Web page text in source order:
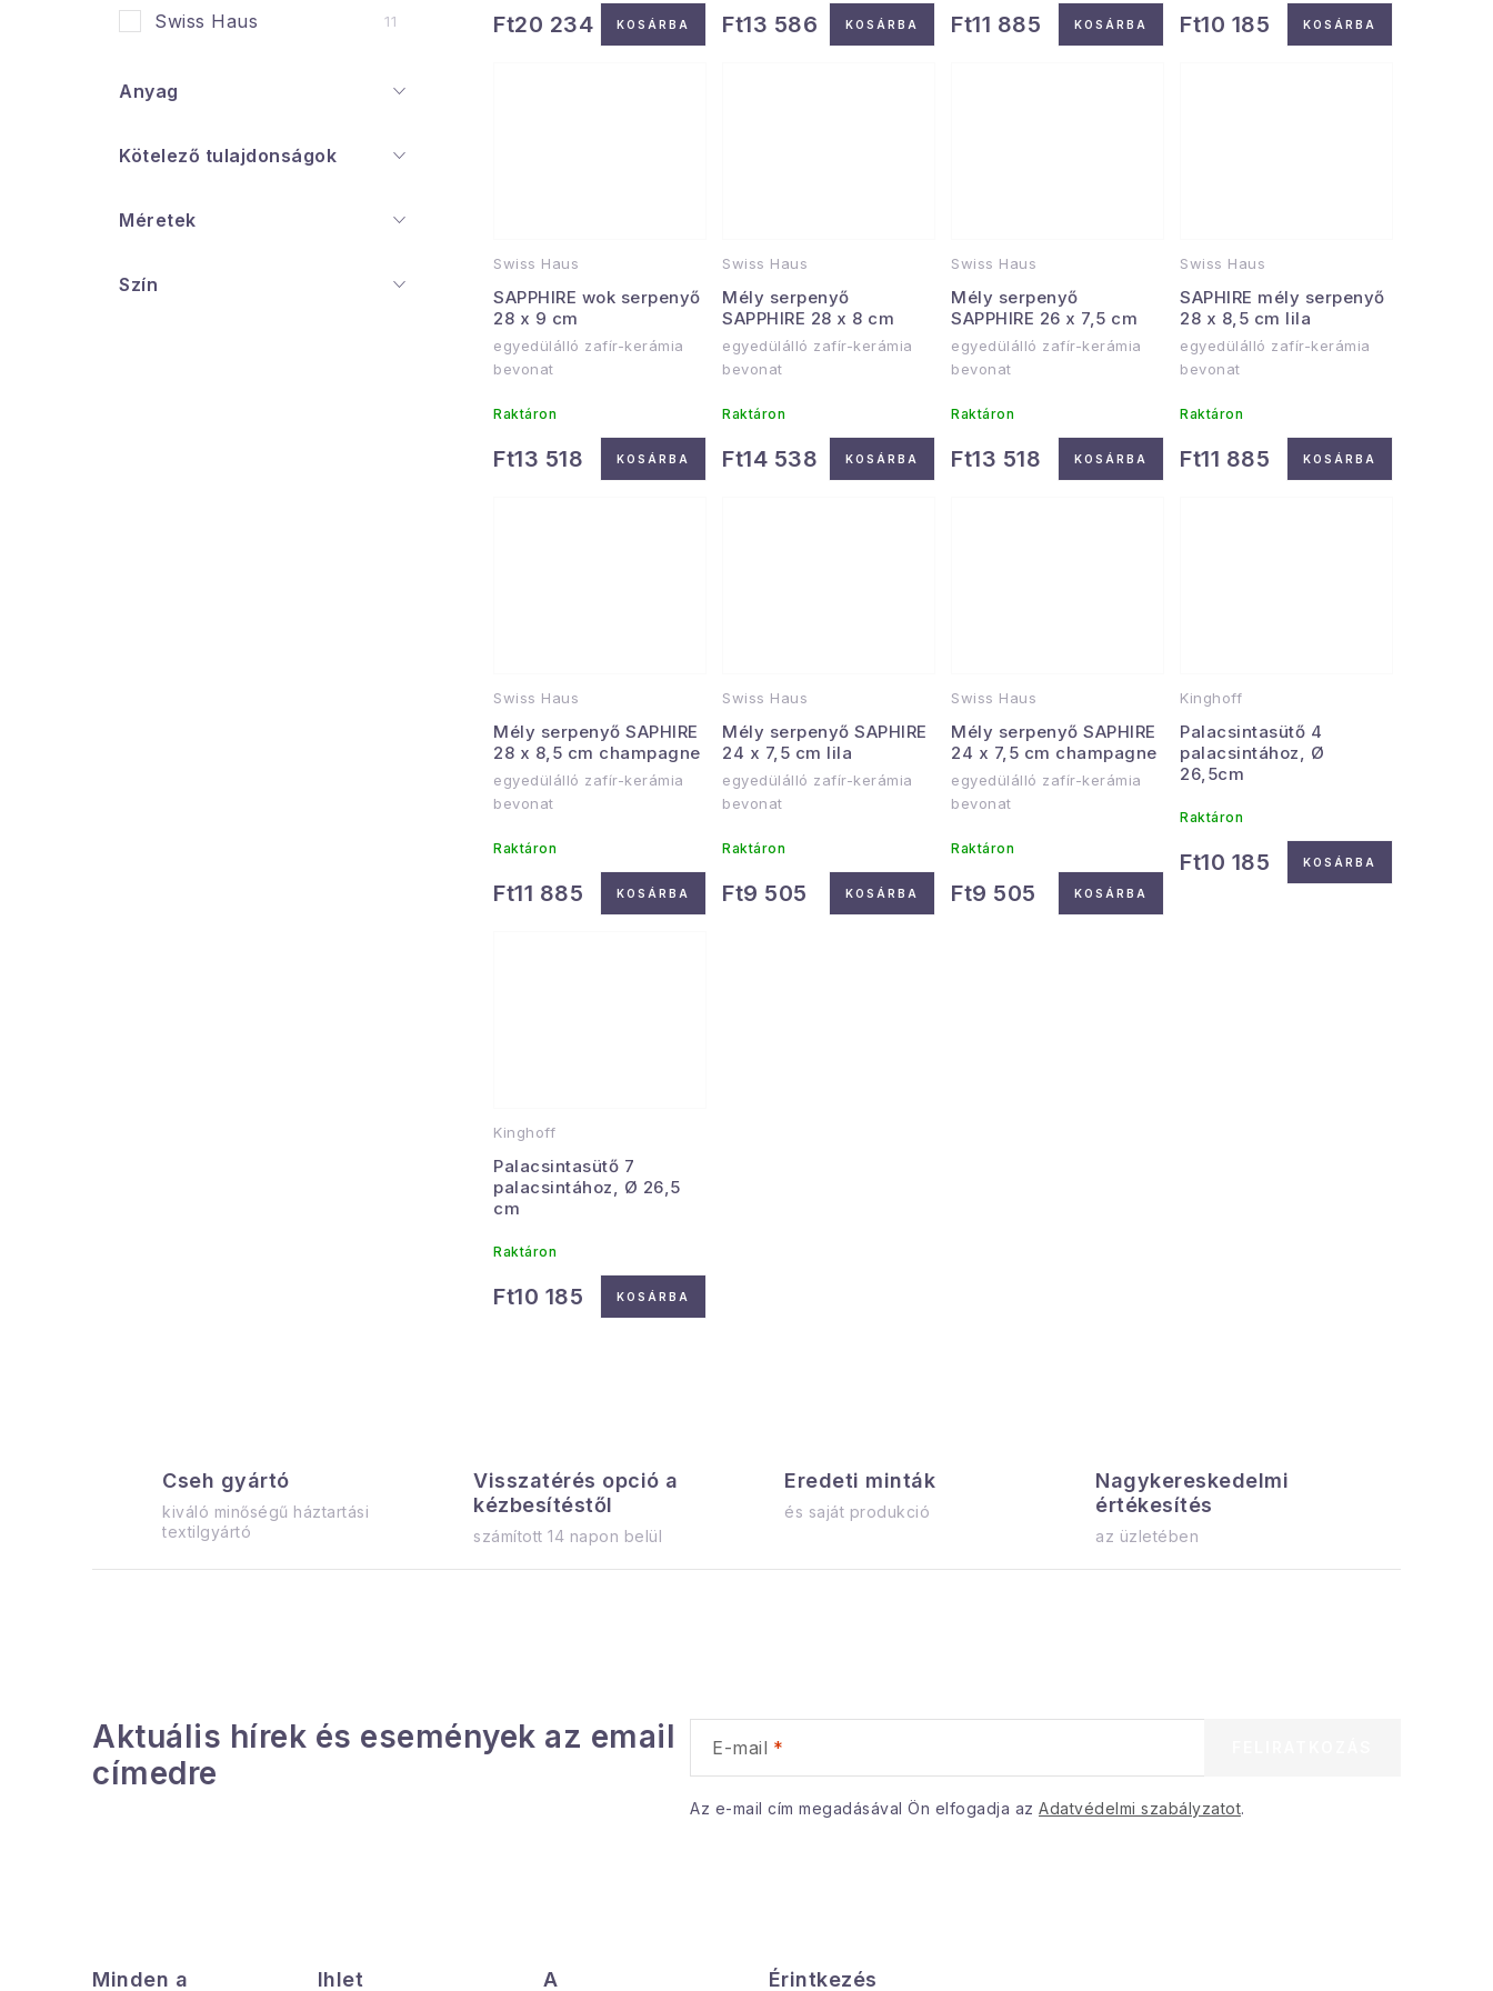
Swiss Haus 11
Anyag
Kötelező tulajdonságok
Méretek
Szín
d
Ft20 234 KOSÁRBA Ft13 586 KOSÁRBA Ft11 885 KOSÁRBA Ft10 185 KOSÁRBA
Swiss Haus
SAPPHIRE wok serpenyő
28 x 9 cm
egyedülálló zafír-kerámia
bevonat
Raktáron
Ft13 518 KOSÁRBA
Swiss Haus
Mély serpenyő
SAPPHIRE 28 x 8 cm
egyedülálló zafír-kerámia
bevonat
Raktáron
Ft14 538 KOSÁRBA
Swiss Haus
Mély serpenyő
SAPPHIRE 26 x 7,5 cm
egyedülálló zafír-kerámia
bevonat
Raktáron
Ft13 518 KOSÁRBA
Swiss Haus
SAPHIRE mély serpenyő
28 x 8,5 cm lila
egyedülálló zafír-kerámia
bevonat
Raktáron
Ft11 885 KOSÁRBA
Swiss Haus
Mély serpenyő SAPHIRE
28 x 8,5 cm champagne
egyedülálló zafír-kerámia
bevonat
Raktáron
Ft11 885 KOSÁRBA
Swiss Haus
Mély serpenyő SAPHIRE
24 x 7,5 cm lila
egyedülálló zafír-kerámia
bevonat
Raktáron
Ft9 505 KOSÁRBA
Swiss Haus
Mély serpenyő SAPHIRE
24 x 7,5 cm champagne
egyedülálló zafír-kerámia
bevonat
Raktáron
Ft9 505 KOSÁRBA
Kinghoff
Palacsintasütő 4
palacsintához, Ø
26,5cm
Raktáron
Ft10 185 KOSÁRBA
Kinghoff
Palacsintasütő 7
palacsintához, Ø 26,5
cm
Raktáron
Ft10 185 KOSÁRBA
s
t
a
y
Cseh gyártó
kiváló minőségű háztartási
textilgyártó
Visszatérés opció a
kézbesítéstől
számított 14 napon belül
Eredeti minták
és saját produkció
Nagykereskedelmi
értékesítés
az üzletében
Aktuális hírek és események az email
címedre
E-mail
Az e-mail cím megadásával Ön elfogadja az Adatvédelmi szabályzatot.
Minden a
Ihlet
A
Érintkezés